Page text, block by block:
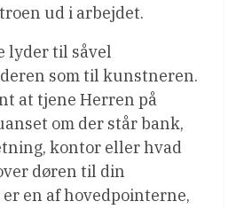
ud i arbejdet.
lyder til såvel
som til kunstneren.
at tjene Herren på
om der står bank,
kontor eller hvad
døren til din
en af hovedpointerne,